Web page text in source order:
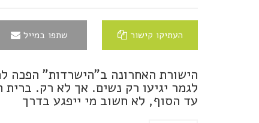
העתיקו קישור שתפו במייל
הישורת האחרונה ב"הישרדות" הפכה
לגמר יגיעו רק נשים. אך לא רק.
עד הסוף, לא חשוב מי ייפגע בדרך